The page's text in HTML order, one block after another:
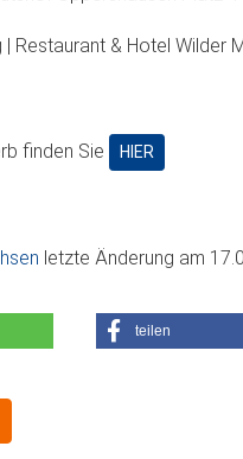
Restaurant & Hotel Wilder
finden Sie HIER
letzte Änderung am
teilen